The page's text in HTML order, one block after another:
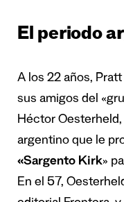
El periodo
A los 22 años,
sus amigos del
Héctor
argentino que le
«Sargento Kirk»
En el 57,